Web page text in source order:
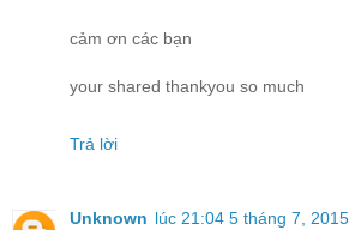
cảm ơn các bạn
your shared thankyou so much
Trả lời
Unknown lúc 21:04 5 tháng 7, 2015